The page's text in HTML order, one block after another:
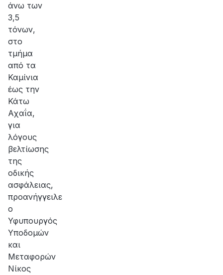
άνω των
3,5
τόνων,
στο
τμήμα
από τα
Καμίνια
έως την
Κάτω
Αχαΐα,
για
λόγους
βελτίωσης
της
οδικής
ασφάλειας,
προανήγγειλε
ο
Υφυπουργός
Υποδομών
και
Μεταφορών
Νίκος